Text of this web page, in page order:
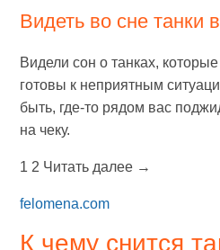
Видеть во сне танки
Видели сон о танках,
готовы к неприятным
быть, где-то рядом вас
на чеку.
1 2 Читать далее →
felomena.com
К чему снится